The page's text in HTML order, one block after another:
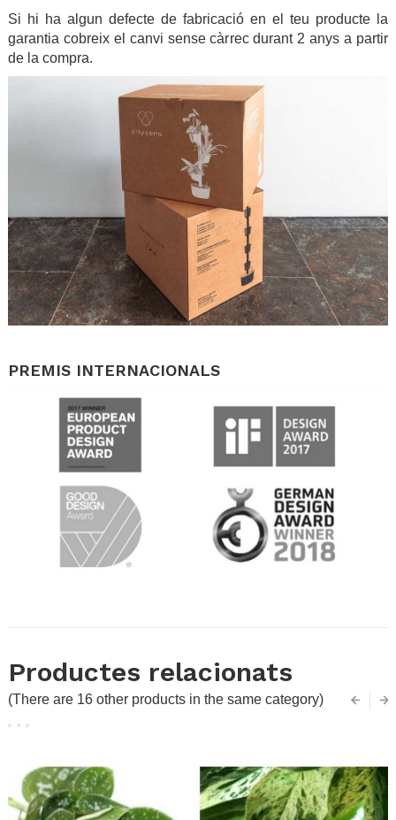
Si hi ha algun defecte de fabricació en el teu producte la
garantia cobreix el canvi sense càrrec durant 2 anys a partir
de la compra.
PREMIS INTERNACIONALS
Productes relacionats
(There are 16 other products in the same category)